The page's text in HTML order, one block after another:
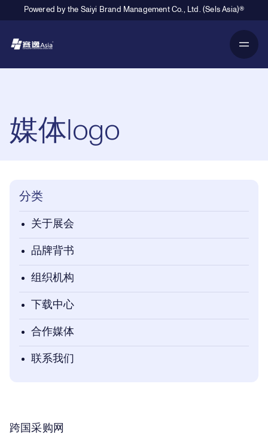
Powered by the Saiyi Brand Management Co., Ltd. (Sels Asia)®
媒体logo
分类
关于展会
品牌背书
组织机构
下载中心
合作媒体
联系我们
跨国采购网